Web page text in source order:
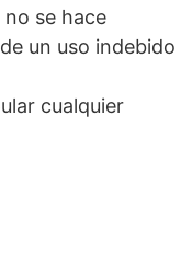
se hace
un uso indebido
cualquier